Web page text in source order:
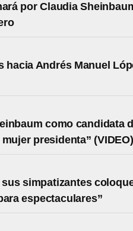
por Claudia
hacia Andrés Manuel
como candidata
presidenta” (VIDEO)
simpatizantes
espectaculares”